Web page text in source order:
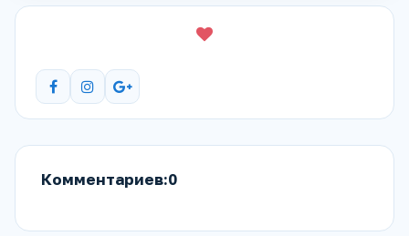
Комментариев:0